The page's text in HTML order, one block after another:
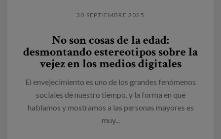
30 SEPTIEMBRE 2025
No son cosas de la edad:
desmontando estereotipos sobre la
vejez en los medios digitales
El envejecimiento es uno de los grandes fenómenos
sociales de nuestro tiempo, y la forma en que
hablamos y mostramos a las personas mayores es
muy...